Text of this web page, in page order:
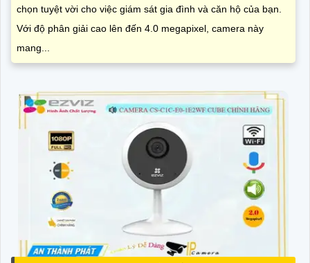
chọn tuyệt vời cho việc giám sát gia đình và căn hộ của bạn.
Với độ phân giải cao lên đến 4.0 megapixel, camera này
mang...